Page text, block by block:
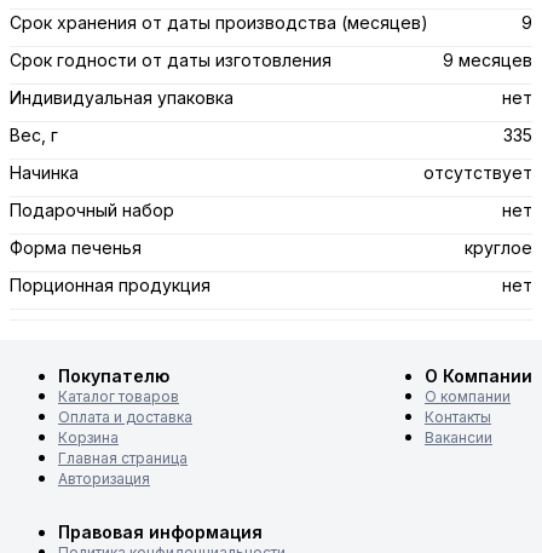
Срок хранения от даты производства (месяцев)
9
Срок годности от даты изготовления
9 месяцев
Индивидуальная упаковка
нет
Вес, г
335
Начинка
отсутствует
Подарочный набор
нет
Форма печенья
круглое
Порционная продукция
нет
Покупателю
Каталог товаров
Оплата и доставка
Корзина
Главная страница
Авторизация
О Компании
О компании
Контакты
Вакансии
Правовая информация